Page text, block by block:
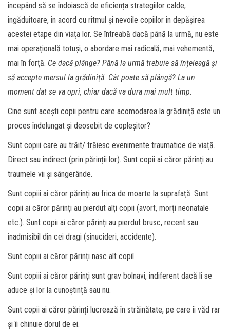
începând să se îndoiască de eficiența strategiilor calde,
îngăduitoare, în acord cu ritmul și nevoile copiilor în depășirea
acestei etape din viața lor. Se întreabă dacă până la urmă, nu este
mai operațională totuși, o abordare mai radicală, mai vehementă,
mai în forță. Ce dacă plânge? Până la urmă trebuie să înțeleagă și
să accepte mersul la grădiniță. Cât poate să plângă? La un
moment dat se va opri, chiar dacă va dura mai mult timp.
Cine sunt acești copii pentru care acomodarea la grădiniță este un
proces îndelungat și deosebit de copleșitor?
Sunt copiii care au trăit/ trăiesc evenimente traumatice de viață.
Direct sau indirect (prin părinții lor). Sunt copii ai căror părinți au
traumele vii și sângerânde.
Sunt copiii ai căror părinți au frica de moarte la suprafață. Sunt
copii ai căror părinți au pierdut alți copii (avort, morți neonatale
etc.). Sunt copii ai căror părinți au pierdut brusc, recent sau
inadmisibil din cei dragi (sinucideri, accidente).
Sunt copiii ai căror părinți nasc alt copil.
Sunt copiii ai căror părinți sunt grav bolnavi, indiferent dacă li se
aduce și lor la cunoștință sau nu.
Sunt copii ai căror părinți lucrează în străinătate, pe care îi văd rar
și îi chinuie dorul de ei.